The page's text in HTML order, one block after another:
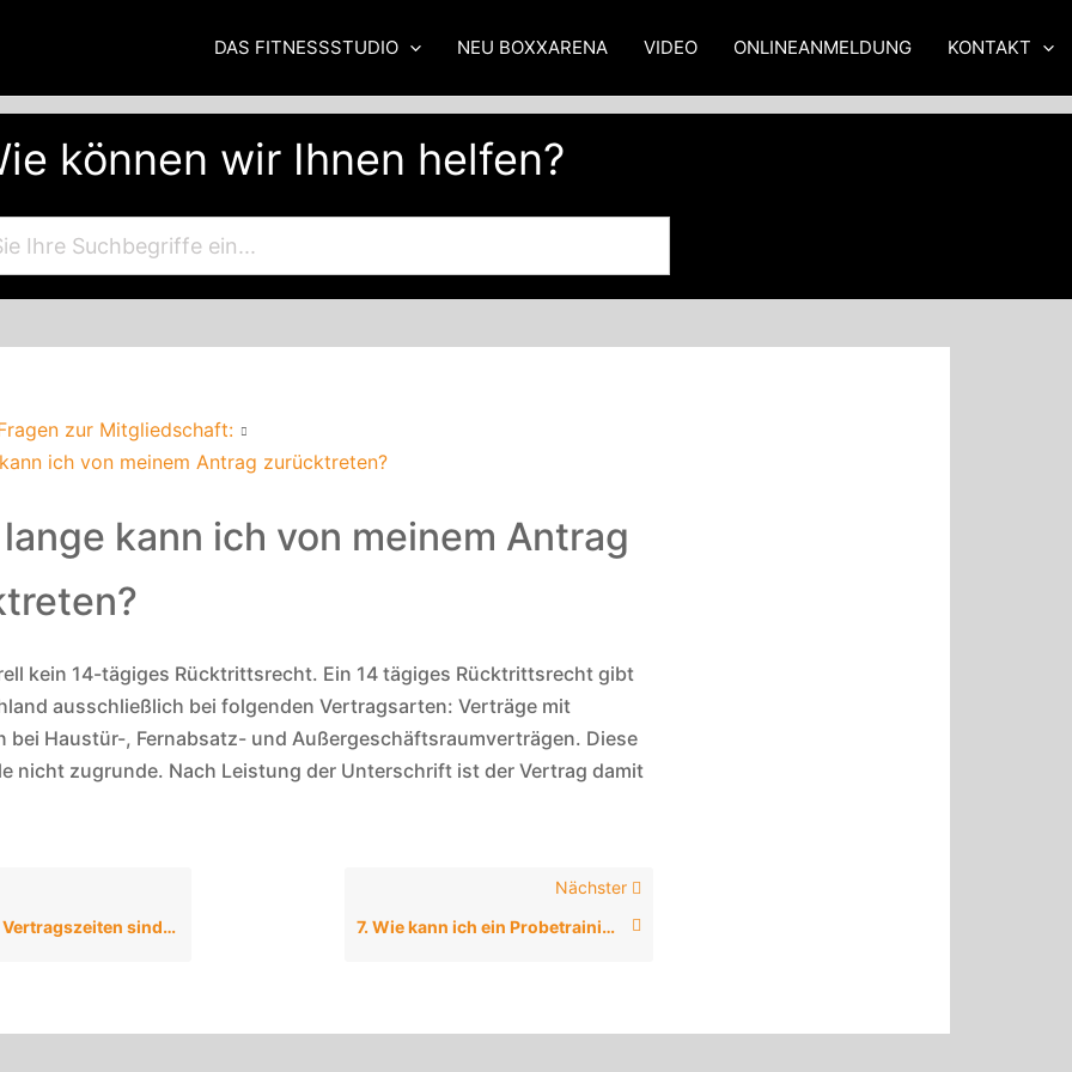
DAS FITNESSSTUDIO NEU BOXXARENA VIDEO ONLINEANMELDUNG KONTAKT
können wir Ihnen helfen?
zur Mitgliedschaft:
ich von meinem Antrag zurücktreten?
kann ich von meinem Antrag
kein 14-tägiges Rücktrittsrecht. Ein 14 tägiges Rücktrittsrecht gibt
ausschließlich bei folgenden Vertragsarten: Verträge mit
bei Haustür-, Fernabsatz- und Außergeschäftsraumverträgen. Diese
nicht zugrunde. Nach Leistung der Unterschrift ist der Vertrag damit
sind möglich?
Nächster
7. Wie kann ich ein Probetraining vereinbaren